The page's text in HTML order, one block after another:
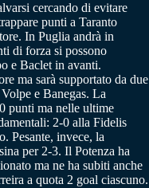
cercando di evitare
punti a Taranto
In Puglia andrà in
di forza si possono
e Baclet in avanti.
ma sarà supportato da due
e Banegas. La
punti ma nelle ultime
2-0 alla Fidelis
Pesante, invece, la
per 2-3. Il Potenza ha
ma ne ha subiti anche
a quota 2 goal ciascuno.